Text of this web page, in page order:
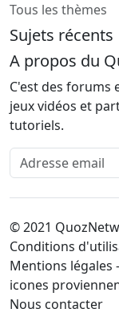
Tous les thèmes
Sujets récents
A propos du
C'est des forums
jeux vidéos et
tutoriels.
Adresse email
© 2021
Conditions
Mentions légales
icones
Nous contacter